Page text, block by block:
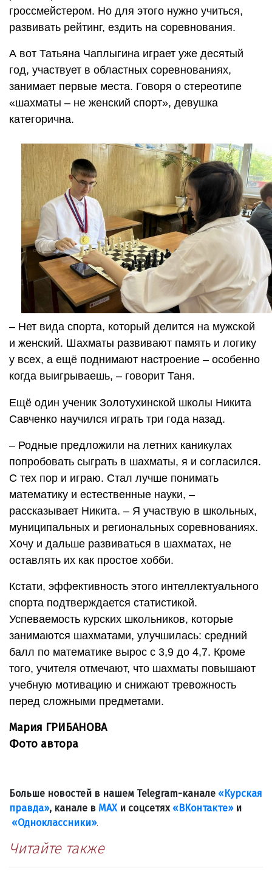
гроссмейстером. Но для этого нужно учиться,
развивать рейтинг, ездить на соревнования.
А вот Татьяна Чаплыгина играет уже десятый
год, участвует в областных соревнованиях,
занимает первые места. Говоря о стереотипе
«шахматы – не женский спорт», девушка
категорична.
– Нет вида спорта, который делится на мужской
и женский. Шахматы развивают память и логику
у всех, а ещё поднимают настроение – особенно
когда выигрываешь, – говорит Таня.
Ещё один ученик Золотухинской школы Никита
Савченко научился играть три года назад.
– Родные предложили на летних каникулах
попробовать сыграть в шахматы, я и согласился.
С тех пор и играю. Стал лучше понимать
математику и естественные науки, –
рассказывает Никита. – Я участвую в школьных,
муниципальных и региональных соревнованиях.
Хочу и дальше развиваться в шахматах, не
оставлять их как простое хобби.
Кстати, эффективность этого интеллектуального
спорта подтверждается статистикой.
Успеваемость курских школьников, которые
занимаются шахматами, улучшилась: средний
балл по математике вырос с 3,9 до 4,7. Кроме
того, учителя отмечают, что шахматы повышают
учебную мотивацию и снижают тревожность
перед сложными предметами.
Мария ГРИБАНОВА
Фото автора
Больше новостей в нашем Telegram-канале «Курская
правда», канале в МАХ и соцсетях «ВКонтакте»и
«Одноклассники».
Читайте также